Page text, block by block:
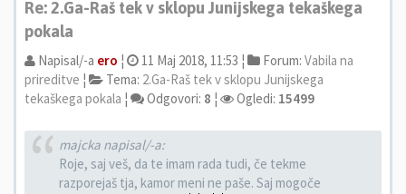
Re: 2.Ga-Raš tek v sklopu Junijskega tekaškega
pokala
Napisal/-a ero ¦ 11 Maj 2018, 11:53 ¦ Forum: Vabila na
prireditve ¦ Tema: 2.Ga-Raš tek v sklopu Junijskega
tekaškega pokala ¦ Odgovori: 8 ¦ Ogledi: 15499
majcka napisal/-a:
Roje, saj veš, da te imam rada tudi, če tekme
razporejaš tja, kamor meni ne paše. Saj mogoče